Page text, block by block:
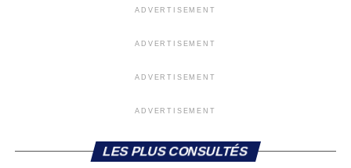
ADVERTISEMENT
ADVERTISEMENT
ADVERTISEMENT
ADVERTISEMENT
LES PLUS CONSULTÉS